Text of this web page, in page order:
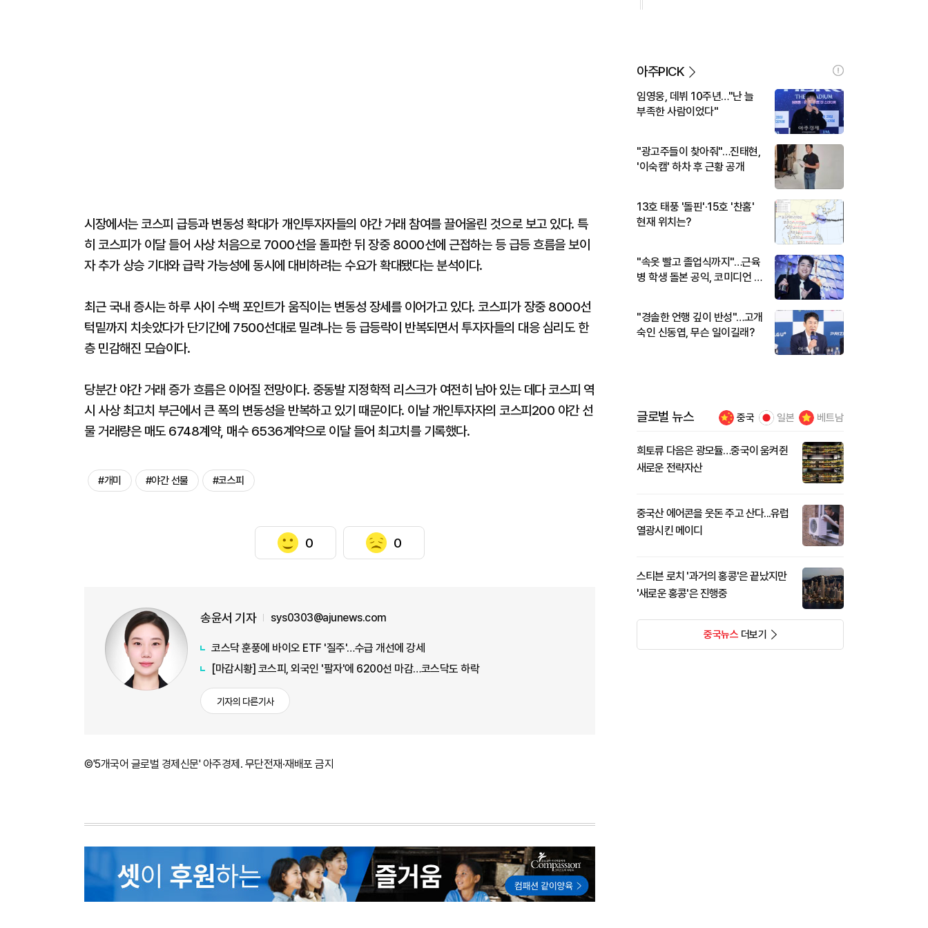
시장에서는 코스피 급등과 변동성 확대가 개인투자자들의 야간 거래 참여를 끌어올린 것으로 보고 있다. 특
히 코스피가 이달 들어 사상 처음으로 7000선을 돌파한 뒤 장중 8000선에 근접하는 등 급등 흐름을 보이
자 추가 상승 기대와 급락 가능성에 동시에 대비하려는 수요가 확대됐다는 분석이다.
최근 국내 증시는 하루 사이 수백 포인트가 움직이는 변동성 장세를 이어가고 있다. 코스피가 장중 8000선
턱밑까지 치솟았다가 단기간에 7500선대로 밀려나는 등 급등락이 반복되면서 투자자들의 대응 심리도 한
층 민감해진 모습이다.
당분간 야간 거래 증가 흐름은 이어질 전망이다. 중동발 지정학적 리스크가 여전히 남아 있는 데다 코스피 역
시 사상 최고치 부근에서 큰 폭의 변동성을 반복하고 있기 때문이다. 이날 개인투자자의 코스피200 야간 선
물 거래량은 매도 6748계약, 매수 6536계약으로 이달 들어 최고치를 기록했다.
#개미 #야간 선물 #코스피
0 0
송윤서 기자 sys0303@ajunews.com
코스닥 훈풍에 바이오 ETF '질주'…수급 개선에 강세
[마감시황] 코스피, 외국인 '팔자'에 6200선 마감…코스닥도 하락
기자의 다른기사
©'5개국어 글로벌 경제신문' 아주경제. 무단전재·재배포 금지
아주PICK
임영웅, 데뷔 10주년…"난 늘
부족한 사람이었다"
"광고주들이 찾아줘"…진태현,
'이숙캠' 하차 후 근황 공개
13호 태풍 '돌핀'·15호 '찬홈'
현재 위치는?
"속옷 빨고 졸업식까지"…근육
병 학생 돌본 공익, 코미디언 김
"경솔한 언행 깊이 반성"…고개
숙인 신동엽, 무슨 일이길래?
글로벌 뉴스 중국 일본 베트남
희토류 다음은 광모듈…중국이 움켜쥔
새로운 전략자산
중국산 에어콘을 웃돈 주고 산다...유럽
열광시킨 메이디
스티븐 로치 '과거의 홍콩'은 끝났지만
'새로운 홍콩'은 진행중
중국뉴스더보기